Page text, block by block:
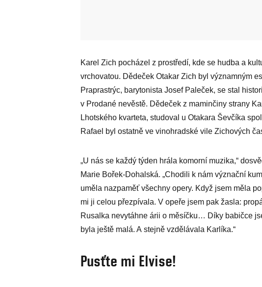
Karel Zich pocházel z prostředí, kde se hudba a
vrchovatou. Dědeček Otakar Zich byl významným
Praprastrýc, barytonista Josef Paleček, se stal
v Prodané nevěstě. Dědeček z maminčiny strany
Lhotského kvarteta, studoval u Otakara Ševčíka
Rafael byl ostatně ve vinohradské vile Zichových
„U nás se každý týden hrála komorní muzika,“
Marie Bořek-Dohalská. „Chodili k nám význační
uměla nazpaměť všechny opery. Když jsem měla
mi ji celou přezpívala. V opeře jsem pak žasla:
Rusalka nevytáhne árii o měsíčku… Díky babičce
byla ještě malá. A stejně vzdělávala Karlíka.“
Pusťte mi Elvise!